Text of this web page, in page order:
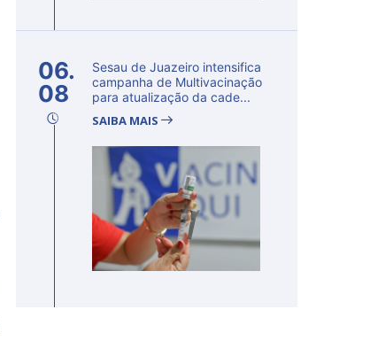
06.
08
Sesau de Juazeiro intensifica
campanha de Multivacinação
para atualização da cade...
SAIBA MAIS